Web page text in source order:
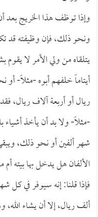
وإذا توظف هذا الخريج بعد
ونحو ذلك، فإن وظيفته قد
يتلقاه من ولي الأمر لا
أيتاماً خلفهم أبوه -مثلاً- أو
ريال أو أربعة آلاف ريال،
-مثلاً- ولا بد أن يأخذ
شهر ألفين أو نحو ذلك،
الألفان هل يدخل بها بيته أم
فإذا قلنا: إنه سيوفر في كل
ألف ريال، إلا أن يشاء